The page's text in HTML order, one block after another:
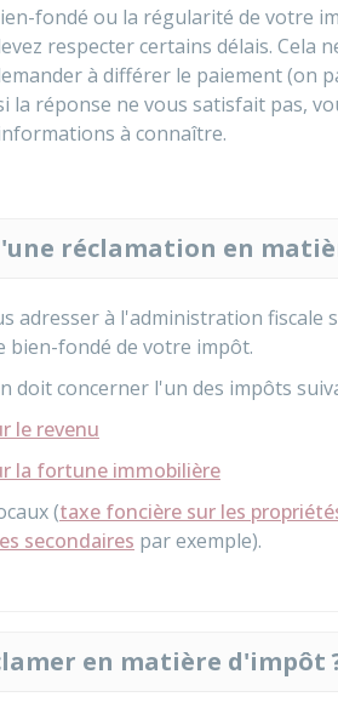
fondé ou la régularité de votre
respecter certains délais. Cela
à différer le paiement (on
la réponse ne vous satisfait pas,
à connaître.
réclamation en
adresser à l'administration fiscale
bien-fondé de votre impôt.
doit concerner l'un des impôts
le revenu
la fortune immobilière
(taxe foncière sur les
secondaires par exemple).
en matière d'impôt